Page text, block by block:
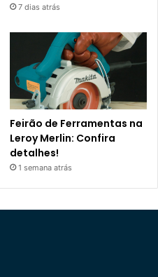
7 dias atrás
Feirão de Ferramentas na
Leroy Merlin: Confira
detalhes!
1 semana atrás